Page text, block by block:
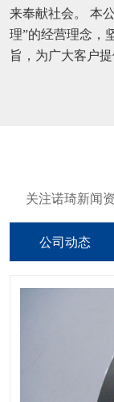
来奉献社会。 本
理”的经营理念，
旨，为广大客户
关注诺琦新闻
公司动态